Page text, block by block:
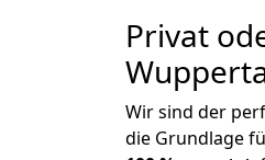
Privat
Wir sind der
die Grundlage